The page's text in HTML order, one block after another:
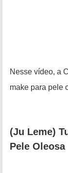
Nesse vídeo, a
make para pele
(Ju Leme)
Pele Oleosa